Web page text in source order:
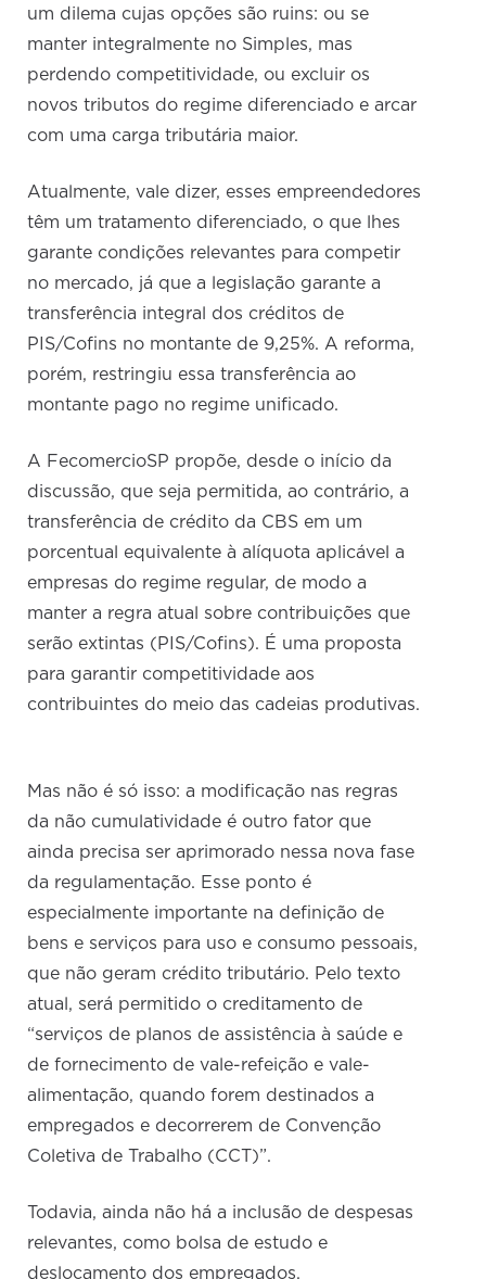
um dilema cujas opções são ruins: ou se
manter integralmente no Simples, mas
perdendo competitividade, ou excluir os
novos tributos do regime diferenciado e arcar
com uma carga tributária maior.
Atualmente, vale dizer, esses empreendedores
têm um tratamento diferenciado, o que lhes
garante condições relevantes para competir
no mercado, já que a legislação garante a
transferência integral dos créditos de
PIS/Cofins no montante de 9,25%. A reforma,
porém, restringiu essa transferência ao
montante pago no regime unificado.
A FecomercioSP propõe, desde o início da
discussão, que seja permitida, ao contrário, a
transferência de crédito da CBS em um
porcentual equivalente à alíquota aplicável a
empresas do regime regular, de modo a
manter a regra atual sobre contribuições que
serão extintas (PIS/Cofins). É uma proposta
para garantir competitividade aos
contribuintes do meio das cadeias produtivas.
Mas não é só isso: a modificação nas regras
da não cumulatividade é outro fator que
ainda precisa ser aprimorado nessa nova fase
da regulamentação. Esse ponto é
especialmente importante na definição de
bens e serviços para uso e consumo pessoais,
que não geram crédito tributário. Pelo texto
atual, será permitido o creditamento de
“serviços de planos de assistência à saúde e
de fornecimento de vale-refeição e vale-
alimentação, quando forem destinados a
empregados e decorrerem de Convenção
Coletiva de Trabalho (CCT)”.
Todavia, ainda não há a inclusão de despesas
relevantes, como bolsa de estudo e
deslocamento dos empregados,